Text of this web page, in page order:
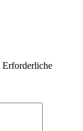
Erforderliche